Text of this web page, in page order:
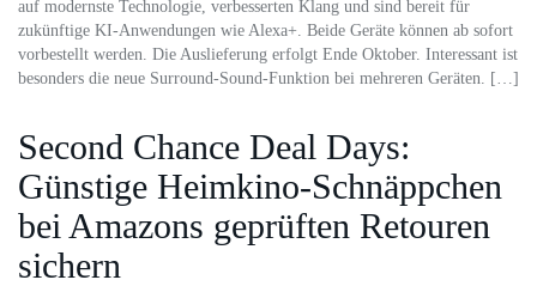
auf modernste Technologie, verbesserten Klang und sind bereit für
zukünftige KI-Anwendungen wie Alexa+. Beide Geräte können ab sofort
vorbestellt werden. Die Auslieferung erfolgt Ende Oktober. Interessant ist
besonders die neue Surround-Sound-Funktion bei mehreren Geräten. […]
Second Chance Deal Days:
Günstige Heimkino-Schnäppchen
bei Amazons geprüften Retouren
sichern